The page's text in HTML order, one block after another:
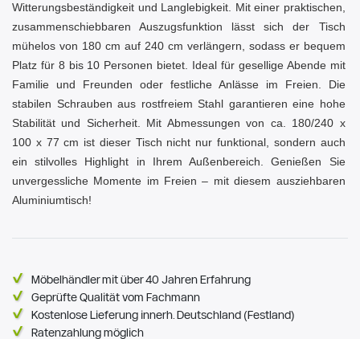
Witterungsbeständigkeit und Langlebigkeit. Mit einer praktischen,
zusammenschiebbaren Auszugsfunktion lässt sich der Tisch
mühelos von 180 cm auf 240 cm verlängern, sodass er bequem
Platz für 8 bis 10 Personen bietet. Ideal für gesellige Abende mit
Familie und Freunden oder festliche Anlässe im Freien. Die
stabilen Schrauben aus rostfreiem Stahl garantieren eine hohe
Stabilität und Sicherheit. Mit Abmessungen von ca. 180/240 x
100 x 77 cm ist dieser Tisch nicht nur funktional, sondern auch
ein stilvolles Highlight in Ihrem Außenbereich. Genießen Sie
unvergessliche Momente im Freien – mit diesem ausziehbaren
Aluminiumtisch!
Möbelhändler mit über 40 Jahren Erfahrung
Geprüfte Qualität vom Fachmann
Kostenlose Lieferung innerh. Deutschland (Festland)
Ratenzahlung möglich